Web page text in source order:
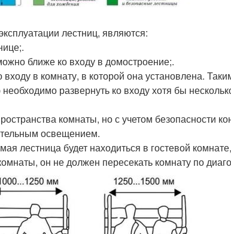
лестниц, являются:
ближе ко входу в домостроение;.
в комнату, в которой она установлена.
развернуть ко входу хотя бы
комнаты, но с учетом безопасности
освещением.
лестница будет находиться в гостевой
он не должен пересекать комнату по